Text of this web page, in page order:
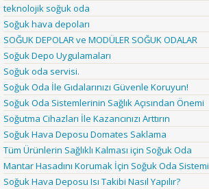
teknolojik soğuk oda
Soğuk hava depoları
SOĞUK DEPOLAR ve MODÜLER SOĞUK ODALAR
Soğuk Depo Uygulamaları
Soğuk oda servisi.
Soğuk Oda İle Gıdalarınızı Güvenle Koruyun!
Soğuk Oda Sistemlerinin Sağlık Açısından Önemi
Soğutma Cihazları İle Kazancınızı Arttırın
Soğuk Hava Deposu Domates Saklama
Tüm Ürünlerin Sağlıklı Kalması için Soğuk Oda
Mantar Hasadını Korumak İçin Soğuk Oda Sistemi
Soğuk Hava Deposu Isı Takibi Nasıl Yapılır?